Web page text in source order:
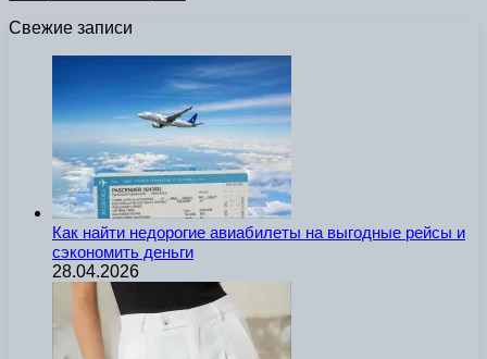
Свежие записи
Как найти недорогие авиабилеты на выгодные рейсы и
сэкономить деньги
28.04.2026